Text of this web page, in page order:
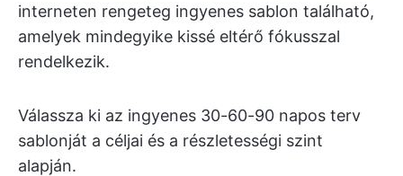
interneten rengeteg ingyenes sablon található,
amelyek mindegyike kissé eltérő fókusszal
rendelkezik.
Válassza ki az ingyenes 30-60-90 napos terv
sablonját a céljai és a részletességi szint
alapján.